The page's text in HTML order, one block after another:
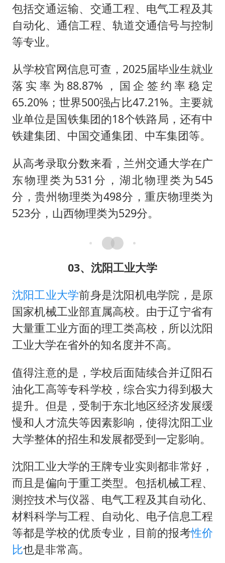
包括交通运输、交通工程、电气工程及其
自动化、通信工程、轨道交通信号与控制
等专业。
从学校官网信息可查，2025届毕业生就业
落实率为88.87%，国企签约率稳定
65.20%；世界500强占比47.21%。主要就
业单位是国铁集团的18个铁路局，还有中
铁建集团、中国交通集团、中车集团等。
从高考录取分数来看，兰州交通大学在广
东物理类为531分，湖北物理类为545
分，贵州物理类为498分，重庆物理类为
523分，山西物理类为529分。
03、沈阳工业大学
沈阳工业大学前身是沈阳机电学院，是原
国家机械工业部直属高校。由于辽宁省有
大量重工业方面的理工类高校，所以沈阳
工业大学在省外的知名度并不高。
值得注意的是，学校后面陆续合并辽阳石
油化工高等专科学校，综合实力得到极大
提升。但是，受制于东北地区经济发展缓
慢和人才流失等因素影响，使得沈阳工业
大学整体的招生和发展都受到一定影响。
沈阳工业大学的王牌专业实则都非常好，
而且是偏向于重工类型。包括机械工程、
测控技术与仪器、电气工程及其自动化、
材料科学与工程、自动化、电子信息工程
等都是学校的优质专业，目前的报考性价
比也是非常高。